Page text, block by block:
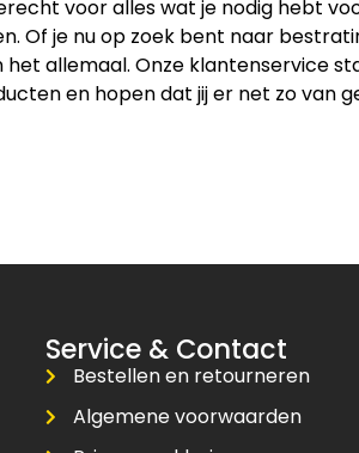
voor alles wat je nodig hebt
Of je nu op zoek bent naar
allemaal. Onze klantenservice
en hopen dat jij er net zo van
Service & Contact
Bestellen en retourneren
Algemene voorwaarden